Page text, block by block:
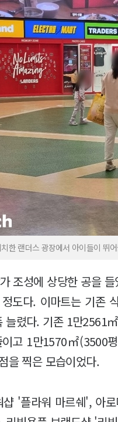
치한 랜더스 광장에서 아이들이
조성에 상당한 공을
도다. 이마트는 기존
늘렸다. 기존 1만2561
고 1만1570㎡(3500
을 찍은 모습이었다.
샵 '플라워 마르쉐', 아